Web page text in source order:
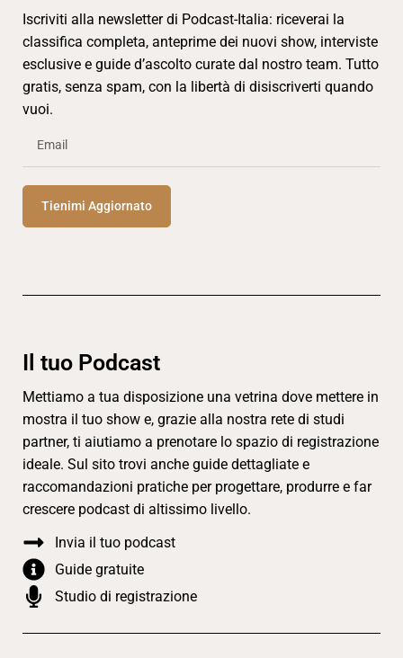
Iscriviti alla newsletter di Podcast-Italia: riceverai la
classifica completa, anteprime dei nuovi show, interviste
esclusive e guide d’ascolto curate dal nostro team. Tutto
gratis, senza spam, con la libertà di disiscriverti quando
vuoi.
Tienimi Aggiornato
Il tuo Podcast
Mettiamo a tua disposizione una vetrina dove mettere in
mostra il tuo show e, grazie alla nostra rete di studi
partner, ti aiutiamo a prenotare lo spazio di registrazione
ideale. Sul sito trovi anche guide dettagliate e
raccomandazioni pratiche per progettare, produrre e far
crescere podcast di altissimo livello.
Invia il tuo podcast
Guide gratuite
Studio di registrazione